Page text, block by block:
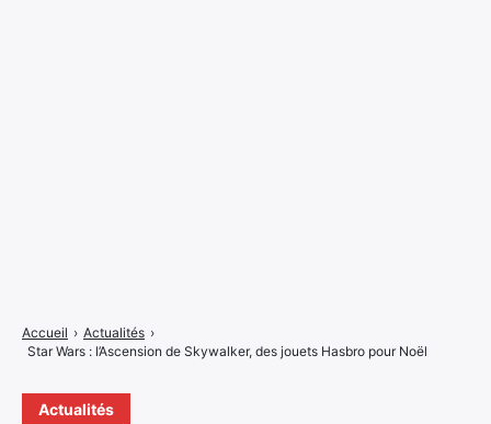
Actualités
Accueil › Actualités ›
Star Wars : l’Ascension de Skywalker, des jouets Hasbro pour Noël